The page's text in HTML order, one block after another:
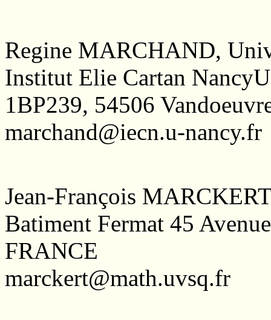
Regine MARCHAND,
Institut Elie Cartan
1BP239, 54506
marchand@iecn.u-nancy.fr
Jean-François
Batiment Fermat 45
FRANCE
marckert@math.uvsq.fr